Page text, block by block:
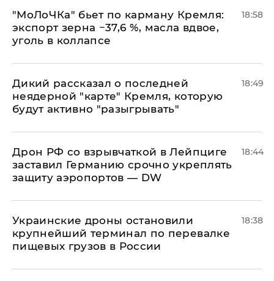
​"МоЛоЧКа" бьет по карману Кремля:
экспорт зерна −37,6 %, масла вдвое,
уголь в коллапсе
18:58
Дикий рассказал о последней
неядерной "карте" Кремля, которую
будут активно "разыгрывать"
18:49
​Дрон РФ со взрывчаткой в Лейпциге
заставил Германию срочно укреплять
защиту аэропортов — DW
18:44
Украинские дроны остановили
крупнейший терминал по перевалке
пищевых грузов в России
18:38